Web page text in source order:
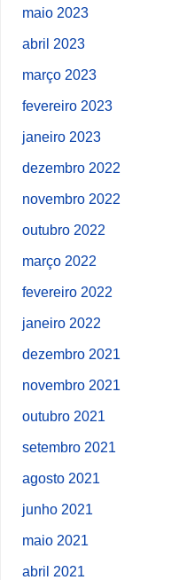
maio 2023
abril 2023
março 2023
fevereiro 2023
janeiro 2023
dezembro 2022
novembro 2022
outubro 2022
março 2022
fevereiro 2022
janeiro 2022
dezembro 2021
novembro 2021
outubro 2021
setembro 2021
agosto 2021
junho 2021
maio 2021
abril 2021